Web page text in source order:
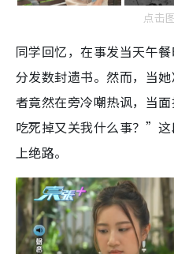
点击
同学回忆，在事发当天午
分发数封遗书。然而，当
者竟然在旁冷嘲热讽，当
吃死掉又关我什么事？”
上绝路。